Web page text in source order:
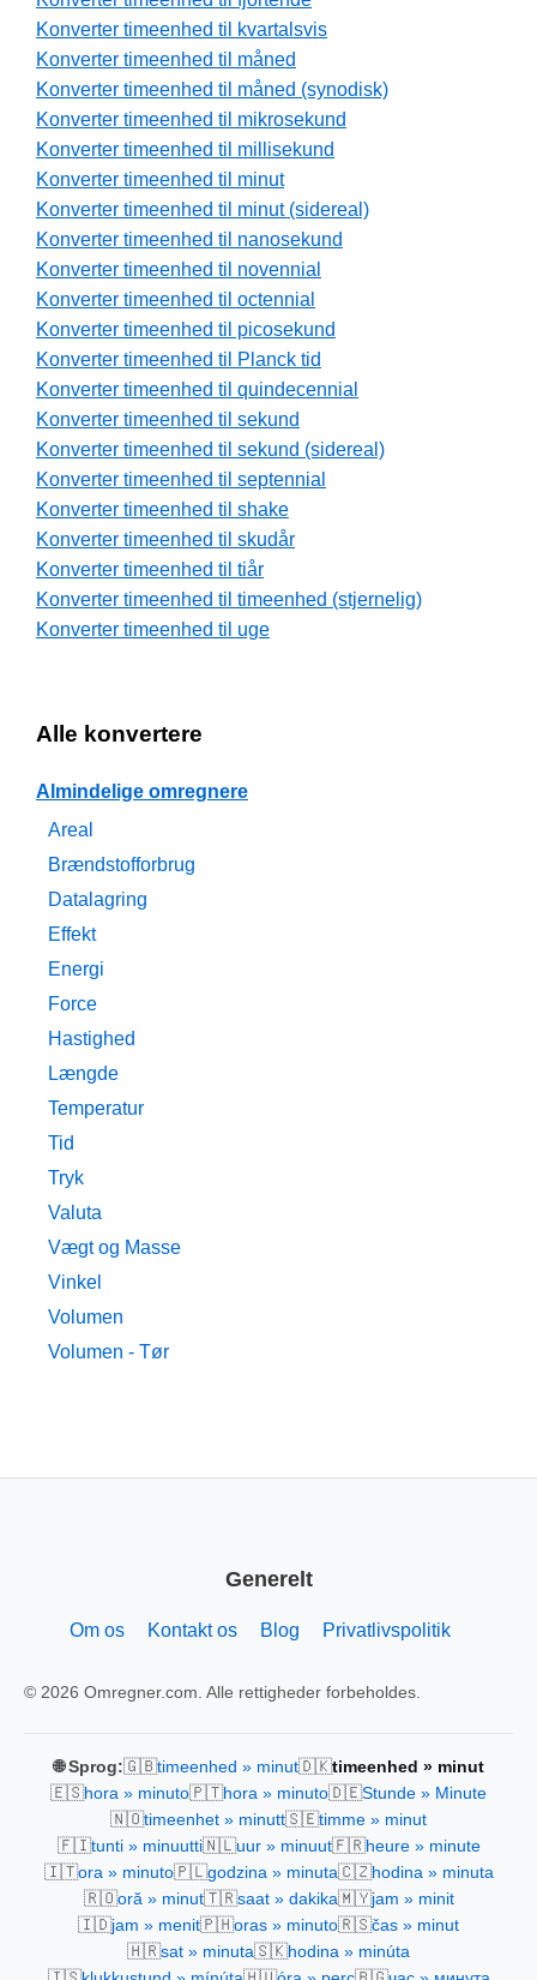
Konverter timeenhed til kvartalsvis
Konverter timeenhed til måned
Konverter timeenhed til måned (synodisk)
Konverter timeenhed til mikrosekund
Konverter timeenhed til millisekund
Konverter timeenhed til minut
Konverter timeenhed til minut (sidereal)
Konverter timeenhed til nanosekund
Konverter timeenhed til novennial
Konverter timeenhed til octennial
Konverter timeenhed til picosekund
Konverter timeenhed til Planck tid
Konverter timeenhed til quindecennial
Konverter timeenhed til sekund
Konverter timeenhed til sekund (sidereal)
Konverter timeenhed til septennial
Konverter timeenhed til shake
Konverter timeenhed til skudår
Konverter timeenhed til tiår
Konverter timeenhed til timeenhed (stjernelig)
Konverter timeenhed til uge
Alle konvertere
Almindelige omregnere
Areal
Brændstofforbrug
Datalagring
Effekt
Energi
Force
Hastighed
Længde
Temperatur
Tid
Tryk
Valuta
Vægt og Masse
Vinkel
Volumen
Volumen - Tør
Generelt
Om os Kontakt os Blog Privatlivspolitik
© 2026 Omregner.com. Alle rettigheder forbeholdes.
🌐 Sprog:🇬🇧timeenhed » minut🇩🇰timeenhed » minut
🇪🇸hora » minuto🇵🇹hora » minuto🇩🇪Stunde » Minute
🇳🇴timeenhet » minutt🇸🇪timme » minut
🇫🇮tunti » minuutti🇳🇱uur » minuut🇫🇷heure » minute
🇮🇹ora » minuto🇵🇱godzina » minuta🇨🇿hodina » minuta
🇷🇴oră » minut🇹🇷saat » dakika🇲🇾jam » minit
🇮🇩jam » menit🇵🇭oras » minuto🇷🇸čas » minut
🇭🇷sat » minuta🇸🇰hodina » minúta